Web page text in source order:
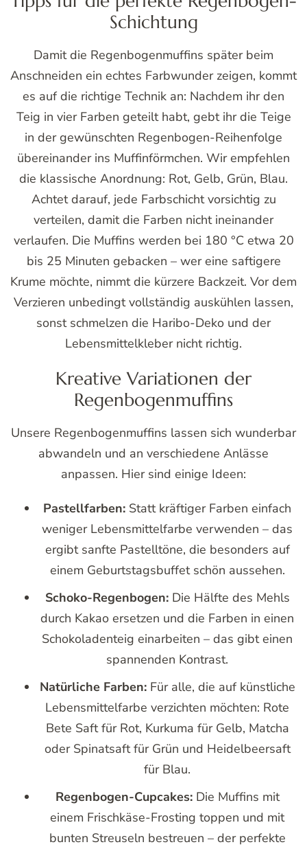
Schichtung
Damit die Regenbogenmuffins später beim
Anschneiden ein echtes Farbwunder zeigen, kommt
es auf die richtige Technik an: Nachdem ihr den
Teig in vier Farben geteilt habt, gebt ihr die Teige
in der gewünschten Regenbogen-Reihenfolge
übereinander ins Muffinförmchen. Wir empfehlen
die klassische Anordnung: Rot, Gelb, Grün, Blau.
Achtet darauf, jede Farbschicht vorsichtig zu
verteilen, damit die Farben nicht ineinander
verlaufen. Die Muffins werden bei 180 °C etwa 20
bis 25 Minuten gebacken – wer eine saftigere
Krume möchte, nimmt die kürzere Backzeit. Vor dem
Verzieren unbedingt vollständig auskühlen lassen,
sonst schmelzen die Haribo-Deko und der
Lebensmittelkleber nicht richtig.
Kreative Variationen der
Regenbogenmuffins
Unsere Regenbogenmuffins lassen sich wunderbar
abwandeln und an verschiedene Anlässe
anpassen. Hier sind einige Ideen:
Pastellfarben: Statt kräftiger Farben einfach
weniger Lebensmittelfarbe verwenden – das
ergibt sanfte Pastelltöne, die besonders auf
einem Geburtstagsbuffet schön aussehen.
Schoko-Regenbogen:Die Hälfte des Mehls
durch Kakao ersetzen und die Farben in einen
Schokoladenteig einarbeiten – das gibt einen
spannenden Kontrast.
Natürliche Farben:Für alle, die auf künstliche
Lebensmittelfarbe verzichten möchten: Rote
Bete Saft für Rot, Kurkuma für Gelb, Matcha
oder Spinatsaft für Grün und Heidelbeersaft
für Blau.
Regenbogen-Cupcakes:Die Muffins mit
einem Frischkäse-Frosting toppen und mit
bunten Streuseln bestreuen – der perfekte